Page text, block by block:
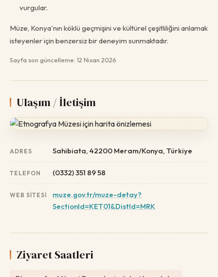
vurgular.
Müze, Konya'nın köklü geçmişini ve kültürel çeşitliliğini anlamak
isteyenler için benzersiz bir deneyim sunmaktadır.
Sayfa son güncelleme: 12 Nisan 2026
Ulaşım / İletişim
ADRES Sahibiata, 42200 Meram/Konya, Türkiye
TELEFON (0332) 351 89 58
WEB SITESI
muze.gov.tr/muze-detay?
SectionId=KET01&DistId=MRK
Ziyaret Saatleri